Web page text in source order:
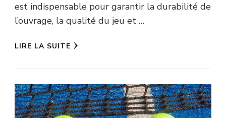
est indispensable pour garantir la durabilité de
l’ouvrage, la qualité du jeu et …
LIRE LA SUITE